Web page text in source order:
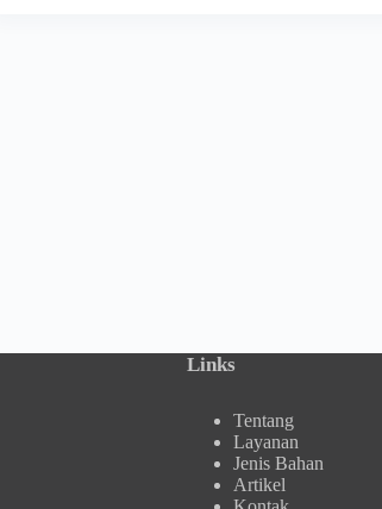
Links
Tentang
Layanan
Jenis Bahan
Artikel